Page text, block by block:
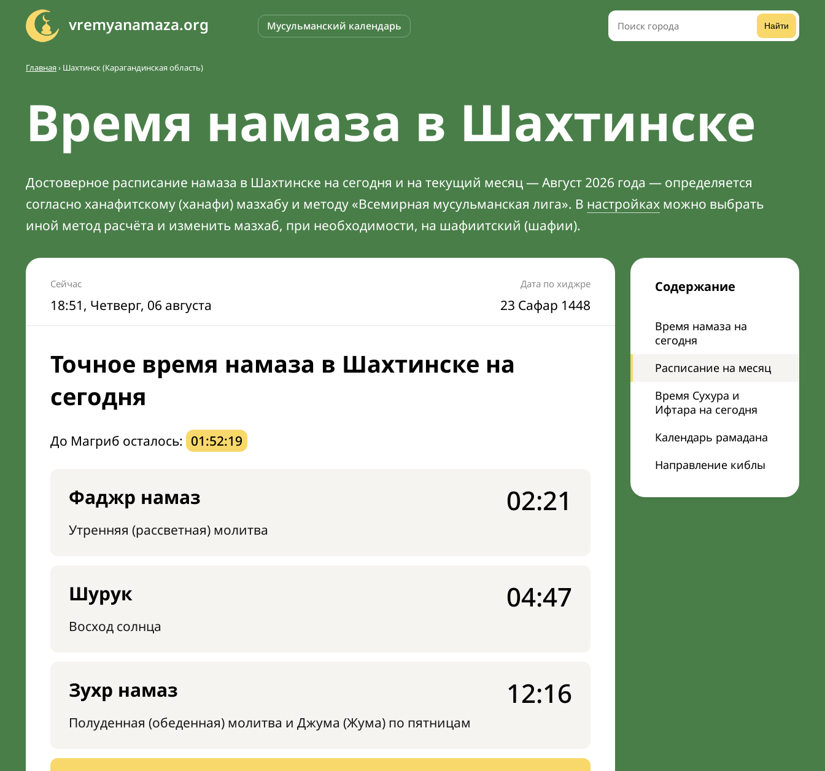
vremyanamaza.org Мусульманский календарь Найти
Главная› Шахтинск (Карагандинская область)
Время намаза в Шахтинске
Достоверное расписание намаза в Шахтинске на сегодня и на текущий месяц — Август 2026 года — определяется
согласно ханафитскому (ханафи) мазхабу и методу «Всемирная мусульманская лига». В настройках можно выбрать
иной метод расчёта и изменить мазхаб, при необходимости, на шафиитский (шафии).
Содержание
Время намаза на
сегодня
Расписание на месяц
Время Сухура и
Ифтара на сегодня
Календарь рамадана
Направление киблы
Сейчас
18:51, Четверг, 06 августа
Дата по хиджре
23 Сафар 1448
Точное время намаза в Шахтинске на
сегодня
До Магриб осталось: 01:52:18
Фаджр намаз
Утренняя (рассветная) молитва
02:21
Шурук
Восход солнца
04:47
Зухр намаз
Полуденная (обеденная) молитва и Джума (Жума) по пятницам
12:16